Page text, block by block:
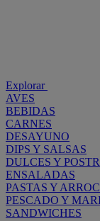
Explorar
AVES
BEBIDAS
CARNES
DESAYUNO
DIPS Y SALSAS
DULCES Y
ENSALADAS
PASTAS Y
PESCADO Y
SANDWICHES